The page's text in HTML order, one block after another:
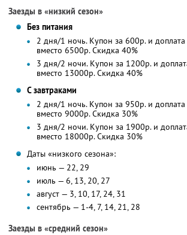
Заезды в «низкий сезон»
Без питания
2 дня/1 ночь. Купон за 600р. и
вместо 6500р.Скидка 40%
3 дня/2 ночи. Купон за 1200р. и
вместо 13000р.Скидка 40%
С завтраками
2 дня/1 ночь. Купон за 950р. и
вместо 9000р.Скидка 30%
3 дня/2 ночи. Купон за 1900р. и
вместо 18000р.Скидка 30%
Даты «низкого сезона»:
июнь — 22, 29
июль — 6, 13, 20, 27
август — 3, 10, 17, 24, 31
сентябрь — 1-4, 7, 14, 21, 28
Заезды в «средний сезон»